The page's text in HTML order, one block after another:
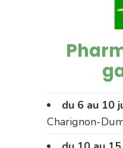
du 6 au 10
Charignon-